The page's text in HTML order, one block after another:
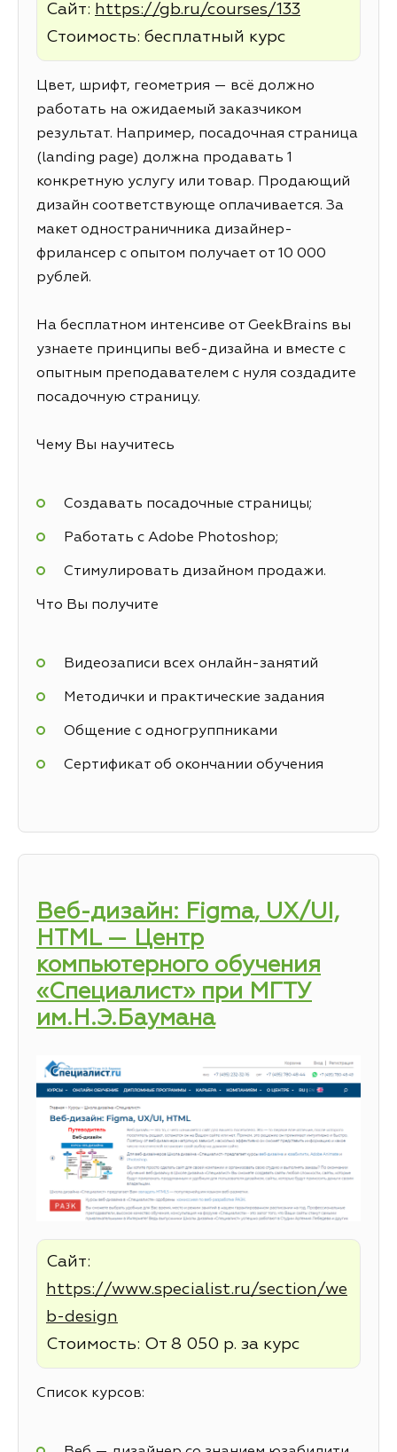
Сайт: https://gb.ru/courses/133
Стоимость: бесплатный курс
Цвет, шрифт, геометрия — всё должно
работать на ожидаемый заказчиком
результат. Например, посадочная страница
(landing page) должна продавать 1
конкретную услугу или товар. Продающий
дизайн соответствующе оплачивается. За
макет одностраничника дизайнер-
фрилансер с опытом получает от 10 000
рублей.
На бесплатном интенсиве от GeekBrains вы
узнаете принципы веб-дизайна и вместе с
опытным преподавателем с нуля создадите
посадочную страницу.
Чему Вы научитесь
Создавать посадочные страницы;
Работать с Adobe Photoshop;
Стимулировать дизайном продажи.
Что Вы получите
Видеозаписи всех онлайн-занятий
Методички и практические задания
Общение с одногруппниками
Сертификат об окончании обучения
Веб-дизайн: Figma, UX/UI,
HTML — Центр
компьютерного обучения
«Специалист» при МГТУ
им.Н.Э.Баумана
Сайт:
https://www.specialist.ru/section/we
b-design
Стоимость: От 8 050 р. за курс
Список курсов: